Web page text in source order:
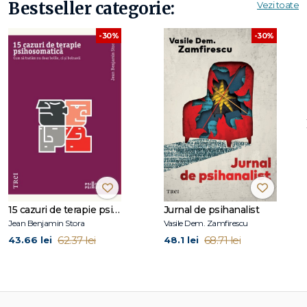
- Îmi verific telefonul din două în două minute? De ce nu
mă pot concentra?
- De felul meu, sunt un om de treabă. De ce îmi ies din
minți când sunt la volan?
- De ce mint, când partenera mă întrebă: "Crezi că arăt
- De ce șeful meu e atât de malefic?
- De ce seria Harry Potter e atât de atractivă?
- De ce nu pot să pierd din greutate?
- Mi-e teamă să fac schimbări în cariera mea – cum pot să-
Cuprins
Introducere
Bestseller categorie: Vezi toate
-30%
15 cazuri de terapie psihosomatică
Jean Benjamin Stora
43.66 lei 62.37 lei
-30%
Jurnal de psihanalist
Vasile Dem. Zamfirescu
48.1 lei 68.71 lei